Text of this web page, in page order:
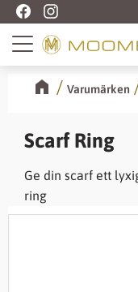
Meny
Varumärken
Scarf Ring
Ge din scarf ett
ring